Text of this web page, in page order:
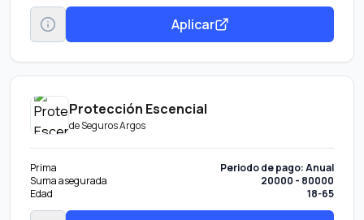
Aplicar
Protección Escencial
deSeguros Argos
Prima
Periodo de pago: Anual
Suma asegurada
20000 - 80000
Edad
18-65